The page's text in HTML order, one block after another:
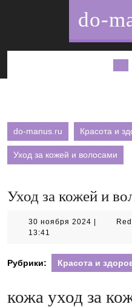
do-
do-manus.ru Красота и
Уход за кожей и волосами
Уход за кожей и
30 ноября 2024 30
13:41
Рубрики: Красота и
кожа уход за